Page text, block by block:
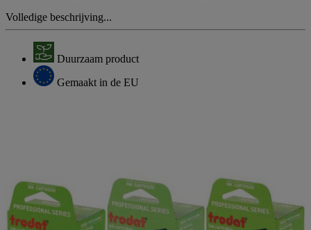
Volledige beschrijving...
Duurzaam product
Gemaakt in de EU